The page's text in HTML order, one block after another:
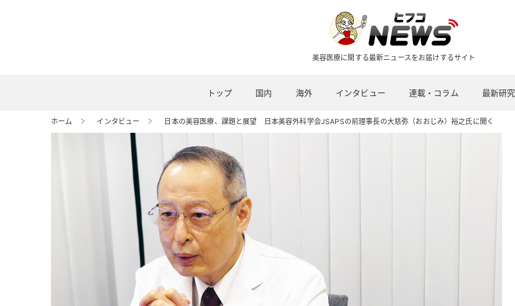
美容医療に関する最新ニュースをお届けするサイト
トップ 国内 海外 インタビュー 連載・コラム 最新研究
ホーム インタビュー 日本の美容医療、課題と展望 日本美容外科学会JSAPSの前理事長の大慈弥（おおじみ）裕之氏に聞く